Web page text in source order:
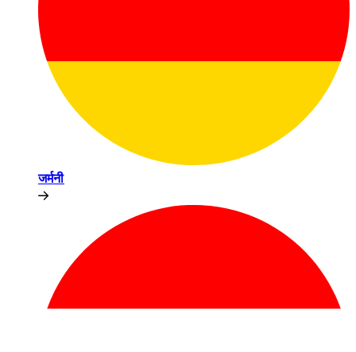
जर्मनी​​